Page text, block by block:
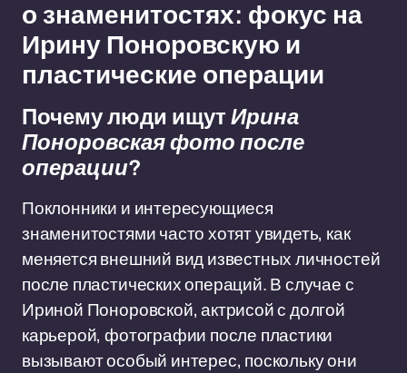
о знаменитостях: фокус на
Ирину Поноровскую и
пластические операции
Почему люди ищут Ирина
Поноровская фото после
операции?
Поклонники и интересующиеся
знаменитостями часто хотят увидеть, как
меняется внешний вид известных личностей
после пластических операций. В случае с
Ириной Поноровской, актрисой с долгой
карьерой, фотографии после пластики
вызывают особый интерес, поскольку они